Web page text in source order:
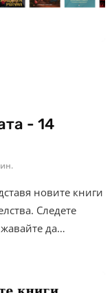
- 14
новите книги
Следете
да…